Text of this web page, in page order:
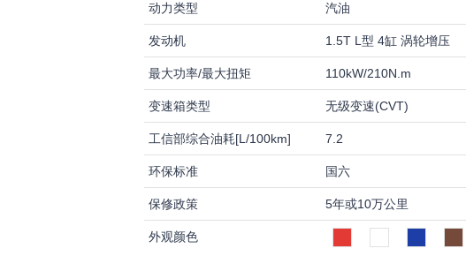
动力类型 汽油
发动机 1.5T L型 4缸 涡轮增压
最大功率/最大扭矩 110kW/210N.m
变速箱类型 无级变速(CVT)
工信部综合油耗[L/100km] 7.2
环保标准 国六
保修政策 5年或10万公里
外观颜色